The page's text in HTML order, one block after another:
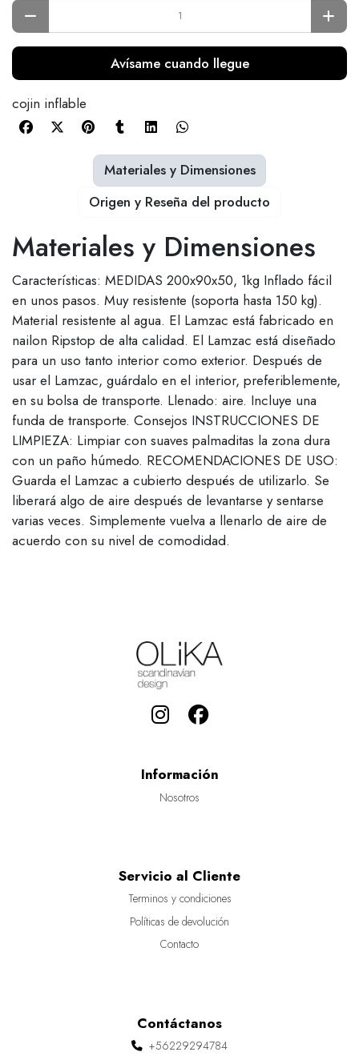
Avísame cuando llegue
cojin inflable
Materiales y Dimensiones
Características: MEDIDAS 200x90x50, 1kg Inflado fácil
en unos pasos. Muy resistente (soporta hasta 150 kg).
Material resistente al agua. El Lamzac está fabricado en
nailon Ripstop de alta calidad. El Lamzac está diseñado
para un uso tanto interior como exterior. Después de
usar el Lamzac, guárdalo en el interior, preferiblemente,
en su bolsa de transporte. Llenado: aire. Incluye una
funda de transporte. Consejos INSTRUCCIONES DE
LIMPIEZA: Limpiar con suaves palmaditas la zona dura
con un paño húmedo. RECOMENDACIONES DE USO:
Guarda el Lamzac a cubierto después de utilizarlo. Se
liberará algo de aire después de levantarse y sentarse
varias veces. Simplemente vuelva a llenarlo de aire de
acuerdo con su nivel de comodidad.
Materiales y Dimensiones
Origen y Reseña del producto
Información
Nosotros
Servicio al Cliente
Terminos y condiciones
Políticas de devolución
Contacto
Contáctanos
+56229294784